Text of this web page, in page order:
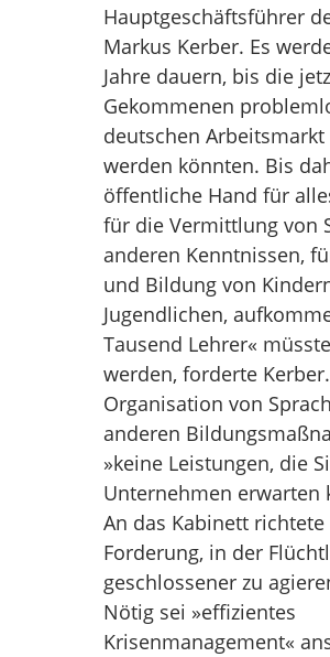
Hauptgeschäftsführer
Markus Kerber. Es
Jahre dauern, bis die
Gekommenen
deutschen
werden könnten. Bis
öffentliche Hand für
für die Vermittlung von
anderen Kenntnissen,
und Bildung von
Jugendlichen,
Tausend Lehrer«
werden, forderte
Organisation von
anderen
»keine Leistungen, die
Unternehmen erwarten
An das Kabinett
Forderung, in der
geschlossener zu
Nötig sei »effizientes
Krisenmanagement«